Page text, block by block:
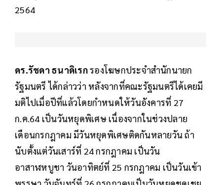
2564
ดร.รัชดา ธนาดิเรกรองโฆษกประจำสำนักนายก
รัฐมนตรี ได้กล่าวว่า หลังจากที่คณะรัฐมนตรีได้เคยมี
มติไปเมื่อปีที่แล้วโดยกำหนดให้วันอังคารที่ 27
ก.ค.64 เป็นวันหยุดพิเศษ เนื่องจากในช่วงปลาย
เดือนกรกฎาคม มีวันหยุดพิเศษติดกันหลายวัน ถ้า
นับตั้งแต่วันเสาร์ที่ 24 กรกฎาคม เป็นวัน
อาสาฬหบูชา วันอาทิตย์ที่ 25 กรกฎาคม เป็นวันเข้า